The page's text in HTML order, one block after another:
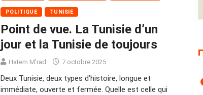
POLITIQUE TUNISIE
Point de vue. La Tunisie d’un
jour et la Tunisie de toujours
Hatem M'rad 7 octobre 2025
Deux Tunisie, deux types d’histoire, longue et
immédiate, ouverte et fermée. Quelle est celle qui